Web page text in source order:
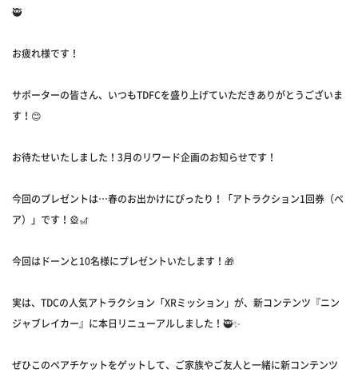
🥷
お疲れ様です！
サポーターの皆さん、いつもTDFCを盛り上げていただきありがとうございま
す！😊
お待たせいたしました！3月のリワード企画のお知らせです！
今回のプレゼントは…春のお出かけにぴったり！「アトラクション1回券（ペ
ア）」です！🎡🎢
今回はドーンと10名様にプレゼントいたします！🎁
実は、TDCの人気アトラクション「XRミッション」が、新コンテンツ『ニン
ジャブレイカー』に本日リニューアルしました！🥷✨
ぜひこのペアチケットをゲットして、ご家族やご友人と一緒に新コンテンツ